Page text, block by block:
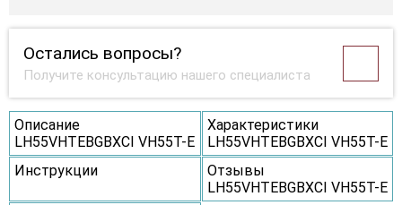
Остались вопросы?
Получите консультацию нашего специалиста
Описание
LH55VHTEBGBXCI VH55T-E
Характеристики
LH55VHTEBGBXCI VH55T-E
Инструкции
Отзывы
LH55VHTEBGBXCI VH55T-E